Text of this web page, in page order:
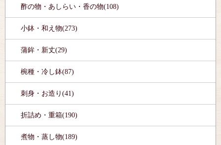
酢の物・あしらい・香の物(108)
小鉢・和え物(273)
蒲鉾・新丈(29)
椀種・冷し鉢(87)
刺身・お造り(41)
折詰め・重箱(190)
煮物・蒸し物(189)